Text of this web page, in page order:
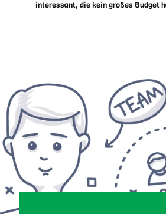
interessant, die kein großes Budget